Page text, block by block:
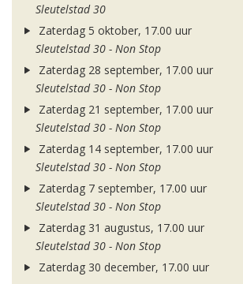
Sleutelstad 30
Zaterdag 5 oktober, 17.00 uur
Sleutelstad 30 - Non Stop
Zaterdag 28 september, 17.00 uur
Sleutelstad 30 - Non Stop
Zaterdag 21 september, 17.00 uur
Sleutelstad 30 - Non Stop
Zaterdag 14 september, 17.00 uur
Sleutelstad 30 - Non Stop
Zaterdag 7 september, 17.00 uur
Sleutelstad 30 - Non Stop
Zaterdag 31 augustus, 17.00 uur
Sleutelstad 30 - Non Stop
Zaterdag 30 december, 17.00 uur